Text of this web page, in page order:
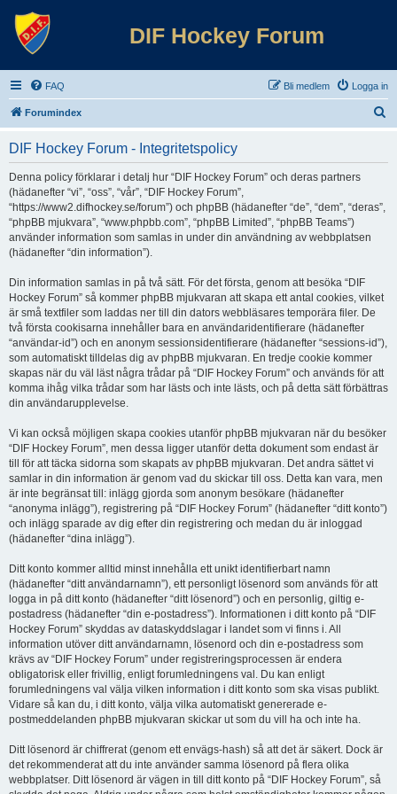
DIF Hockey Forum
FAQ Logga in
Bli medlem
Forumindex
DIF Hockey Forum - Integritetspolicy
Denna policy förklarar i detalj hur “DIF Hockey Forum” och deras partners
(hädanefter “vi”, “oss”, “vår”, “DIF Hockey Forum”,
“https://www2.difhockey.se/forum”) och phpBB (hädanefter “de”, “dem”, “deras”,
“phpBB mjukvara”, “www.phpbb.com”, “phpBB Limited”, “phpBB Teams”)
använder information som samlas in under din användning av webbplatsen
(hädanefter “din information”).
Din information samlas in på två sätt. För det första, genom att besöka “DIF
Hockey Forum” så kommer phpBB mjukvaran att skapa ett antal cookies, vilket
är små textfiler som laddas ner till din dators webbläsares temporära filer. De
två första cookisarna innehåller bara en användaridentifierare (hädanefter
“användar-id”) och en anonym sessionsidentifierare (hädanefter “sessions-id”),
som automatiskt tilldelas dig av phpBB mjukvaran. En tredje cookie kommer
skapas när du väl läst några trådar på “DIF Hockey Forum” och används för att
komma ihåg vilka trådar som har lästs och inte lästs, och på detta sätt förbättras
din användarupplevelse.
Vi kan också möjligen skapa cookies utanför phpBB mjukvaran när du besöker
“DIF Hockey Forum”, men dessa ligger utanför detta dokument som endast är
till för att täcka sidorna som skapats av phpBB mjukvaran. Det andra sättet vi
samlar in din information är genom vad du skickar till oss. Detta kan vara, men
är inte begränsat till: inlägg gjorda som anonym besökare (hädanefter
“anonyma inlägg”), registrering på “DIF Hockey Forum” (hädanefter “ditt konto”)
och inlägg sparade av dig efter din registrering och medan du är inloggad
(hädanefter “dina inlägg”).
Ditt konto kommer alltid minst innehålla ett unikt identifierbart namn
(hädanefter “ditt användarnamn”), ett personligt lösenord som används för att
logga in på ditt konto (hädanefter “ditt lösenord”) och en personlig, giltig e-
postadress (hädanefter “din e-postadress”). Informationen i ditt konto på “DIF
Hockey Forum” skyddas av dataskyddslagar i landet som vi finns i. All
information utöver ditt användarnamn, lösenord och din e-postadress som
krävs av “DIF Hockey Forum” under registreringsprocessen är endera
obligatorisk eller frivillig, enligt forumledningens val. Du kan enligt
forumledningens val välja vilken information i ditt konto som ska visas publikt.
Vidare så kan du, i ditt konto, välja vilka automatiskt genererade e-
postmeddelanden phpBB mjukvaran skickar ut som du vill ha och inte ha.
Ditt lösenord är chiffrerat (genom ett envägs-hash) så att det är säkert. Dock är
det rekommenderat att du inte använder samma lösenord på flera olika
webbplatser. Ditt lösenord är vägen in till ditt konto på “DIF Hockey Forum”, så